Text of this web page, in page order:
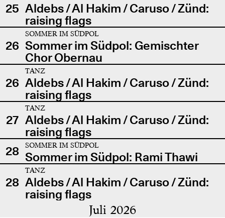
25 Aldebs / Al Hakim / Caruso / Zünd:
raising flags
26
SOMMER IM SÜDPOL
Sommer im Südpol: Gemischter
Chor Obernau
26
TANZ
Aldebs / Al Hakim / Caruso / Zünd:
raising flags
27
TANZ
Aldebs / Al Hakim / Caruso / Zünd:
raising flags
28
SOMMER IM SÜDPOL
Sommer im Südpol: Rami Thawi
28
TANZ
Aldebs / Al Hakim / Caruso / Zünd:
raising flags
Juli 2026